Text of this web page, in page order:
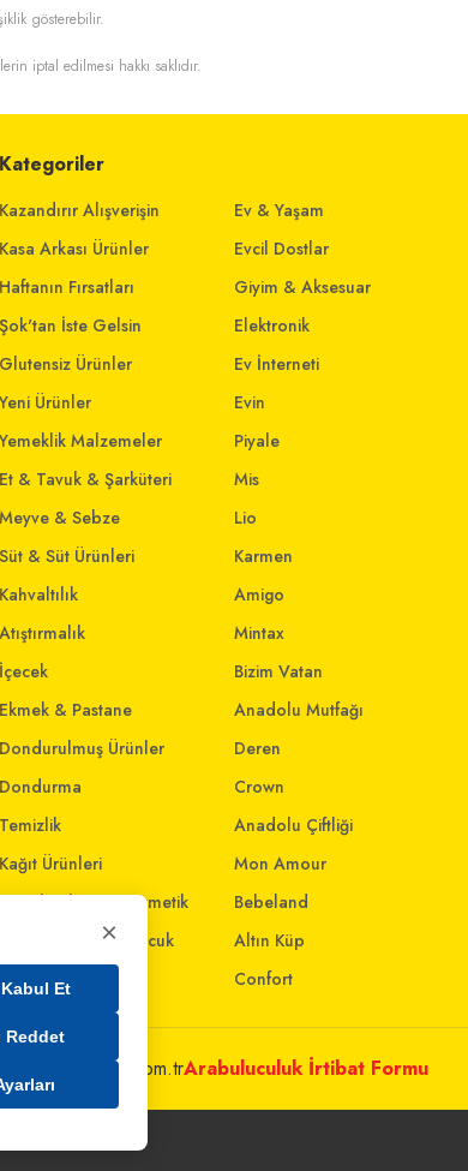
gösterebilir.
iptal edilmesi hakkı saklıdır.
Kategoriler
Kazandırır Alışverişin
Kasa Arkası Ürünler
Haftanın Fırsatları
Şok'tan İste Gelsin
Glutensiz Ürünler
Yeni Ürünler
Yemeklik Malzemeler
Et & Tavuk & Şarküteri
Meyve & Sebze
Süt & Süt Ürünleri
Kahvaltılık
Atıştırmalık
İçecek
Ekmek & Pastane
Dondurulmuş Ürünler
Dondurma
Temizlik
Kağıt Ürünleri
Kişisel Bakım & Kozmetik
Anne - Bebek & Çocuk
Oyuncak
Ev & Yaşam
Evcil Dostlar
Giyim & Aksesuar
Elektronik
Ev İnterneti
Evin
Piyale
Mis
Lio
Karmen
Amigo
Mintax
Bizim Vatan
Anadolu Mutfağı
Deren
Crown
Anadolu Çiftliği
Mon Amour
Bebeland
Altın Küp
Confort
Arabuluculuk İrtibat Formu
×
Et
Reddet